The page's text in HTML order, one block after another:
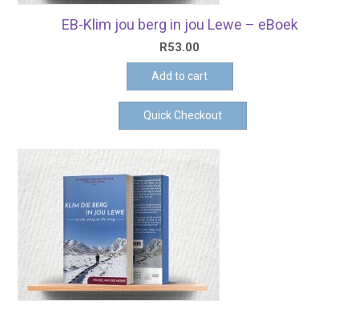
EB-Klim jou berg in jou Lewe – eBoek
R53.00
Add to cart
Quick Checkout